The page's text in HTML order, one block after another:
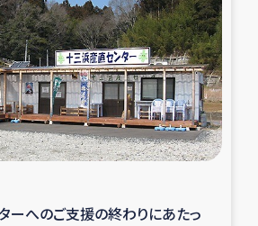
ーへのご支援の終わりにあたっ